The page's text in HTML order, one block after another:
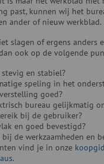
past, kunnen wij het
ander of nieuw werkblad.
slagen of ergens anders
ook op de volgende
en stabiel?
speling in het
goed?
bureau gelijkmatig
bij de gebruiker?
en goed bevestigd?
de werkzaamheden en
vind je in onze
.